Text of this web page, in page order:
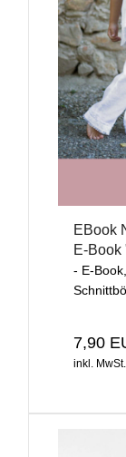
EBook
E-Book
- E-
7,90
inkl. MwSt.